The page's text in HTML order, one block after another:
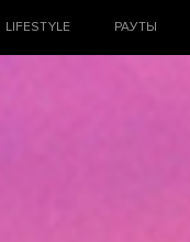
LIFESTYLE РАУТЫ